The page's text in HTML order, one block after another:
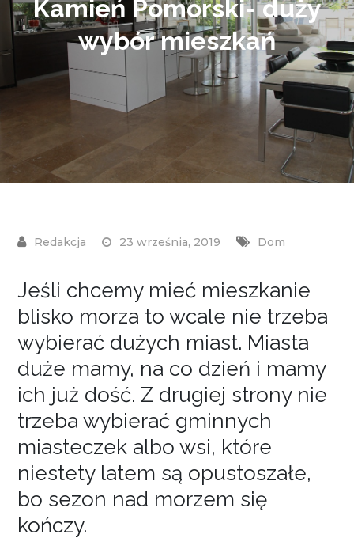
Kamień Pomorski- duży
wybór mieszkań
23 września, 2019 Dom
Jeśli chcemy mieć mieszkanie
blisko morza to wcale nie trzeba
wybierać dużych miast. Miasta
duże mamy, na co dzień i mamy
ich już dość. Z drugiej strony nie
trzeba wybierać gminnych
miasteczek albo wsi, które
niestety latem są opustoszałe,
bo sezon nad morzem się
kończy.